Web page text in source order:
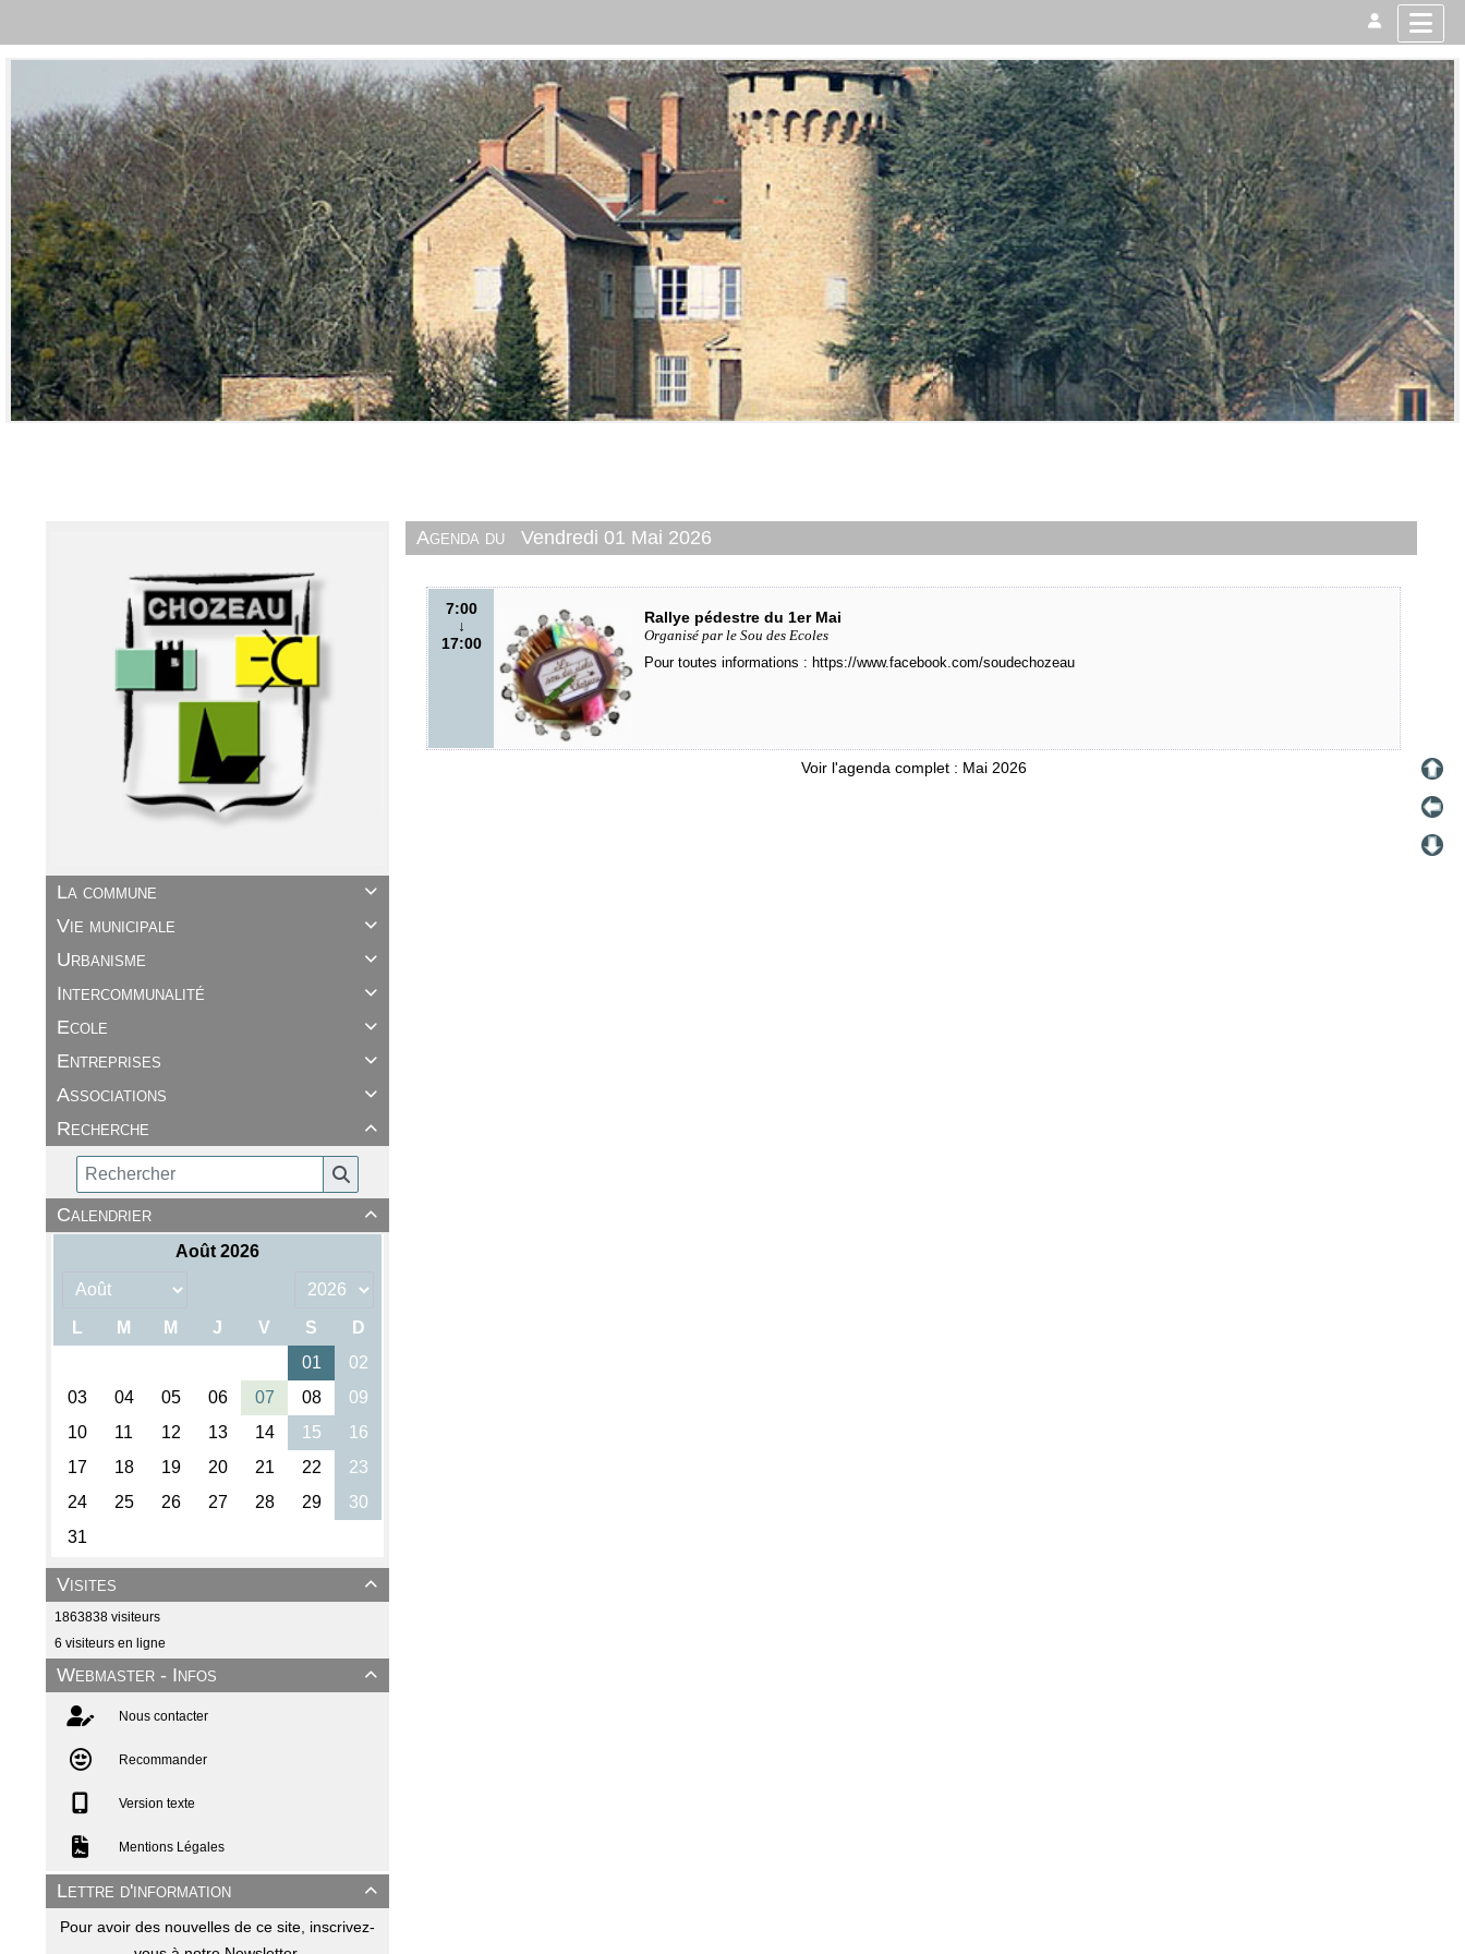

La commune

Vie municipale

Urbanisme

Intercommunalité

Ecole

Entreprises

Associations

Recherche

Calendrier

Visites
1863838 visiteurs
6 visiteurs en ligne

Webmaster - Infos
Nous contacter
Recommander
Version texte
Mentions Légales

Lettre d'information
Pour avoir des nouvelles de ce site, inscrivez-
Agenda du Vendredi 01 Mai 2026
7:00
↓
17:00
Rallye pédestre du 1er Mai
Organisé par le Sou des Ecoles
Pour toutes informations : https://www.facebook.com/soudechozeau
Voir l'agenda complet : Mai 2026